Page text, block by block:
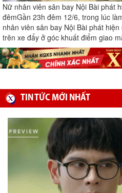
Nữ nhân viên sân bay Nội Bài phát
đêmGần 23h đêm 12/6, trong lúc
nhân viên sân bay Nội Bài phát
trên xe đẩy ở góc khuất điểm giao
TIN TỨC MỚI NHẤT